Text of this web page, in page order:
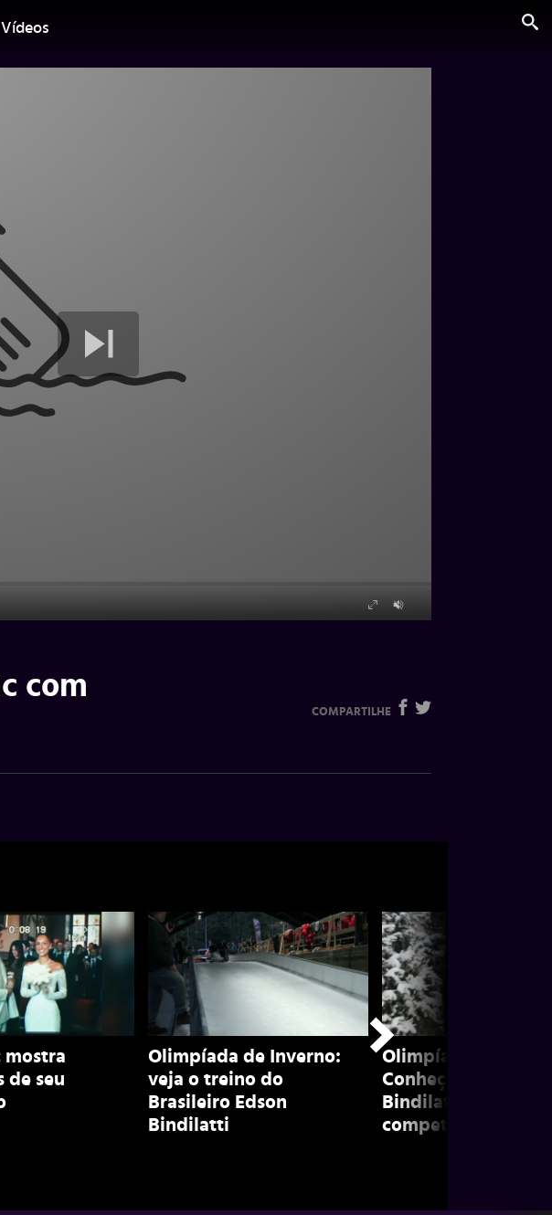
Vídeos
com
COMPARTILHE
mostra
de seu
Olimpíada de Inverno:
veja o treino do
Brasileiro Edson
Bindilatti
Olimpíada de
Conheça Edson
Bindilatti,
competidor de